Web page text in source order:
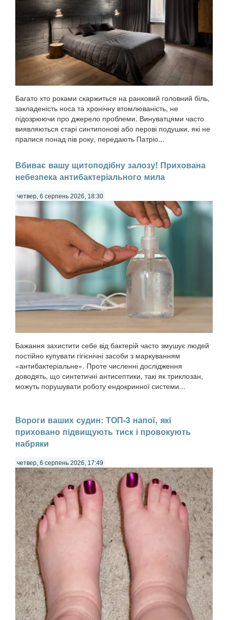
Багато хто роками скаржиться на ранковий головний біль,
закладеність носа та хронічну втомлюваність, не
підозрюючи про джерело проблеми. Винуватцями часто
виявляються старі синтипонові або перові подушки, які не
пралися понад пів року, передають Патріо...
Вбиває вашу щитоподібну залозу! Прихована
небезпека антибактеріального мила
четвер, 6 серпень 2026, 18:30
Бажання захистити себе від бактерій часто змушує людей
постійно купувати гігієнічні засоби з маркуванням
«антибактеріальне». Проте численні дослідження
доводять, що синтетичні антисептики, такі як триклозан,
можуть порушувати роботу ендокринної системи...
Вороги ваших судин: ТОП-3 напої, які
приховано підвищують тиск і провокують
набряки
четвер, 6 серпень 2026, 17:49